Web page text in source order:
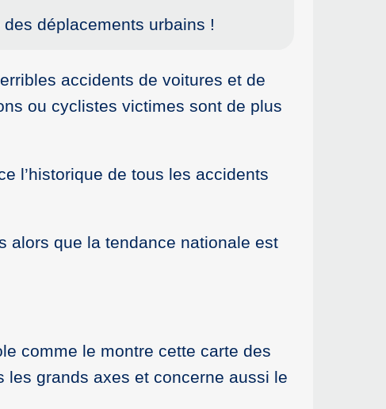
déplacements urbains !
accidents de voitures et de
ou cyclistes victimes sont de plus
l’historique de tous les accidents
alors que la tendance nationale est
comme le montre cette carte des
grands axes et concerne aussi le